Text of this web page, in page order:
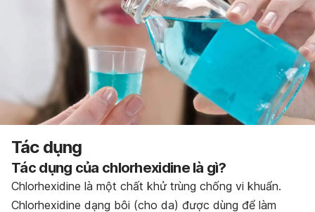
Tác dụng
Tác dụng của chlorhexidine là gì?
Chlorhexidine là một chất khử trùng chống vi khuẩn.
Chlorhexidine dạng bôi (cho da) được dùng để làm